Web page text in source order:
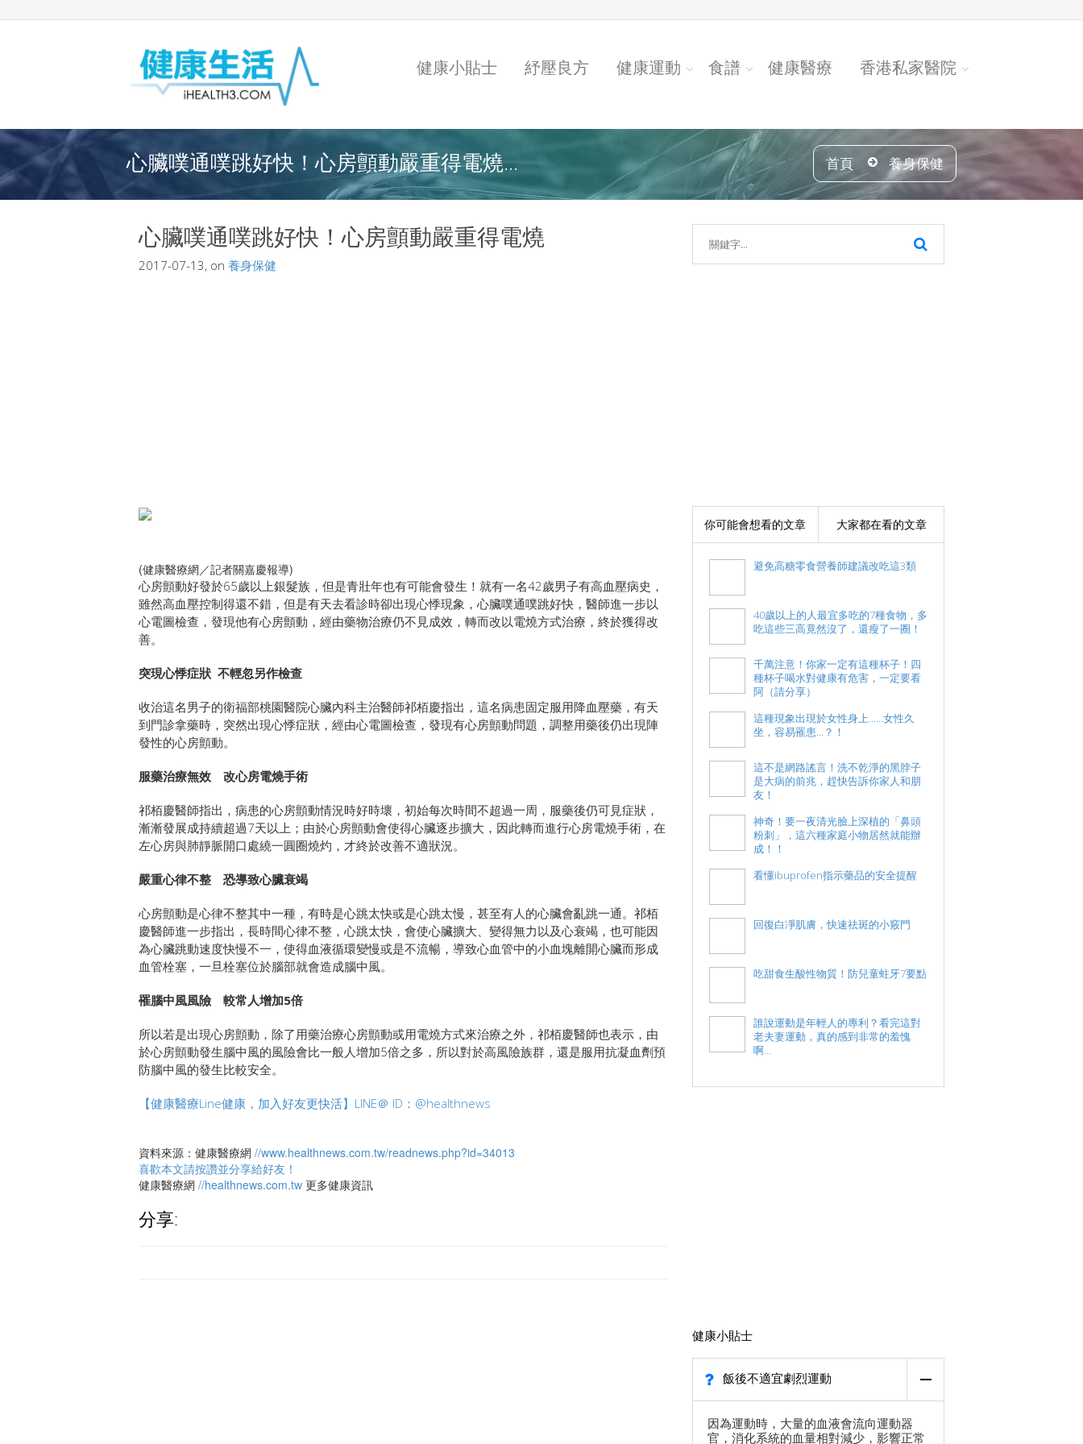
健康小貼士 紓壓良方 健康運動 食譜 健康醫療 香港私家醫院
心臟噗通噗跳好快！心房顫動嚴重得電燒... 首頁 養身保健
心臟噗通噗跳好快！心房顫動嚴重得電燒
2017-07-13, on 養身保健
(健康醫療網／記者關嘉慶報導)
心房顫動好發於65歲以上銀髮族，但是青壯年也有可能會發生！就有一名42歲男子有高血壓病史，
雖然高血壓控制得還不錯，但是有天去看診時卻出現心悸現象，心臟噗通噗跳好快，醫師進一步以
心電圖檢查，發現他有心房顫動，經由藥物治療仍不見成效，轉而改以電燒方式治療，終於獲得改
善。
突現心悸症狀 不輕忽另作檢查
收治這名男子的衛福部桃園醫院心臟內科主治醫師祁栢慶指出，這名病患固定服用降血壓藥，有天
到門診拿藥時，突然出現心悸症狀，經由心電圖檢查，發現有心房顫動問題，調整用藥後仍出現陣
發性的心房顫動。
服藥治療無效 改心房電燒手術
祁栢慶醫師指出，病患的心房顫動情況時好時壞，初始每次時間不超過一周，服藥後仍可見症狀，
漸漸發展成持續超過7天以上；由於心房顫動會使得心臟逐步擴大，因此轉而進行心房電燒手術，在
左心房與肺靜脈開口處繞一圓圈燒灼，才終於改善不適狀況。
嚴重心律不整 恐導致心臟衰竭
心房顫動是心律不整其中一種，有時是心跳太快或是心跳太慢，甚至有人的心臟會亂跳一通。祁栢
慶醫師進一步指出，長時間心律不整，心跳太快，會使心臟擴大、變得無力以及心衰竭，也可能因
為心臟跳動速度快慢不一，使得血液循環變慢或是不流暢，導致心血管中的小血塊離開心臟而形成
血管栓塞，一旦栓塞位於腦部就會造成腦中風。
罹腦中風風險 較常人增加5倍
所以若是出現心房顫動，除了用藥治療心房顫動或用電燒方式來治療之外，祁栢慶醫師也表示，由
於心房顫動發生腦中風的風險會比一般人增加5倍之多，所以對於高風險族群，還是服用抗凝血劑預
防腦中風的發生比較安全。
【健康醫療Line健康，加入好友更快活】LINE＠ ID：@healthnews
資料來源：健康醫療網 //www.healthnews.com.tw/readnews.php?id=34013
喜歡本文請按讚並分享給好友！
健康醫療網 //healthnews.com.tw 更多健康資訊
分享:
你可能會想看的文章 大家都在看的文章
避免高糖零食營養師建議改吃這3類
40歲以上的人最宜多吃的7種食物，多
吃這些三高竟然沒了，還瘦了一圈！
千萬注意！你家一定有這種杯子！四
種杯子喝水對健康有危害，一定要看
阿（請分享）
這種現象出現於女性身上......女性久
坐，容易罹患...？！
這不是網路謠言！洗不乾淨的黑脖子
是大病的前兆，趕快告訴你家人和朋
友！
神奇！要一夜清光臉上深植的「鼻頭
粉刺」，這六種家庭小物居然就能辦
成！！
看懂ibuprofen指示藥品的安全提醒
回復白凈肌膚，快速祛斑的小竅門
吃甜食生酸性物質！防兒童蛀牙7要點
誰說運動是年輕人的專利？看完這對
老夫妻運動，真的感到非常的羞愧
啊...
健康小貼士
飯後不適宜劇烈運動
因為運動時，大量的血液會流向運動器
官，消化系統的血量相對減少，影響正常